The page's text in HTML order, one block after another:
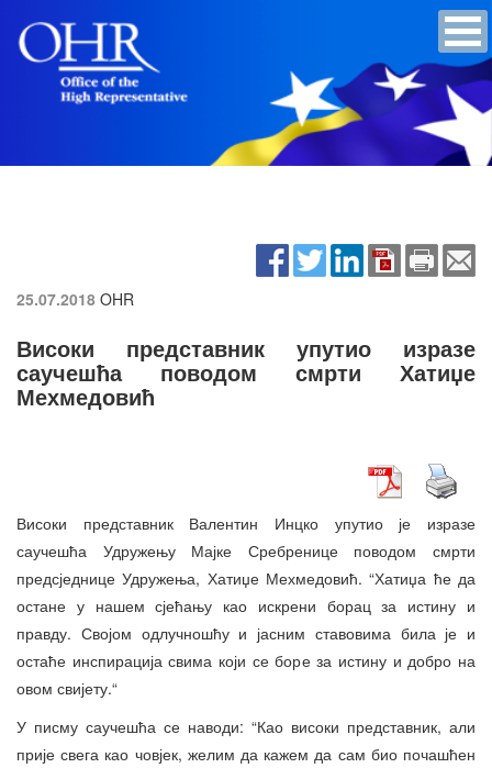
25.07.2018 OHR
Високи представник упутио изразе
саучешћа поводом смрти Хатиџе
Мехмедовић
Високи представник Валентин Инцко упутио је изразе
саучешћа Удружењу Мајке Сребренице поводом смрти
предсједнице Удружења, Хатиџе Мехмедовић. “Хатиџа ће да
остане у нашем сјећању као искрени борац за истину и
правду. Својом одлучношћу и јасним ставовима била је и
остаће инспирација свима који се боре за истину и добро на
овом свијету.“
У писму саучешћа се наводи: “Као високи представник, али
прије свега као човјек, желим да кажем да сам био почашћен